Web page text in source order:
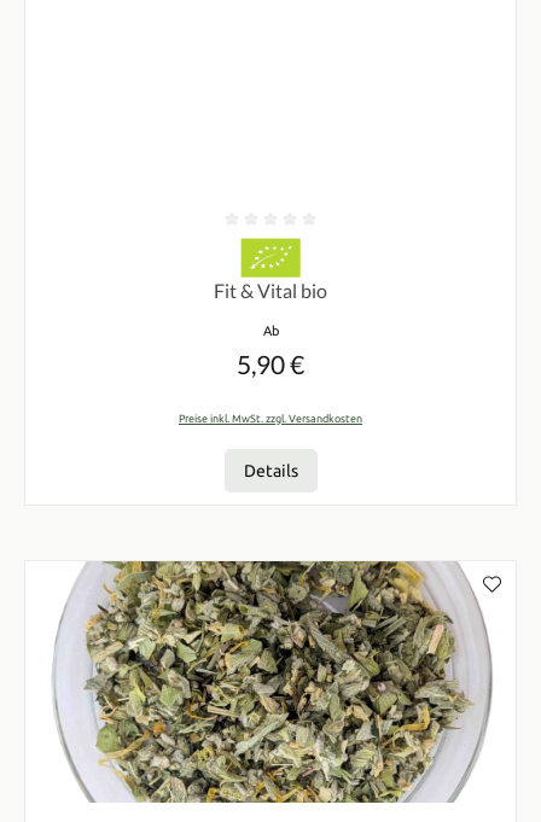
Durchschnittliche Bewertung von 0 von 5 Sternen
Fit & Vital bio
Regulärer Preis:
Ab
5,90 €
Preise inkl. MwSt. zzgl. Versandkosten
Details